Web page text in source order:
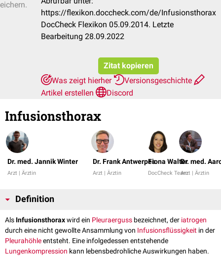
https://flexikon.doccheck.com/de/Infusionsthorax
DocCheck Flexikon 05.09.2014. Letzte
Bearbeitung 28.09.2022
Zitat kopieren
Was zeigt hierher
Versionsgeschichte
Artikel erstellen
Discord
Infusionsthorax
Dr. med. Jannik Winter
Arzt | Ärztin
Dr. Frank Antwerpes
Arzt | Ärztin
Fiona Walter
DocCheck Team
Dr. med.
Arzt | Ärztin
Definition
Als Infusionsthoraxwird ein Pleuraerguss bezeichnet, der iatrogen
durch eine nicht gewollte Ansammlung von Infusionsflüssigkeit in der
Pleurahöhleentsteht. Eine infolgedessen entstehende
Lungenkompression kann lebensbedrohliche Auswirkungen haben.